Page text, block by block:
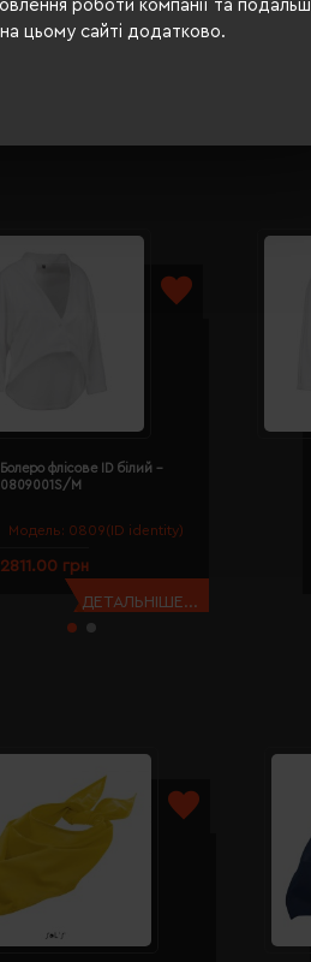
роботи компанії та
цьому сайті додатково.
Модель: 0809(ID identity)
Болеро флісове ID білий -
0809001S/M
2811.00 грн
ДЕТАЛЬНІШЕ...